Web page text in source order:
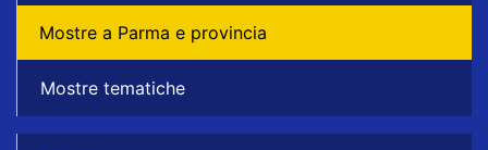
Mostre a Parma e provincia
Mostre tematiche